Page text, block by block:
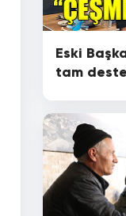
Eski
tam